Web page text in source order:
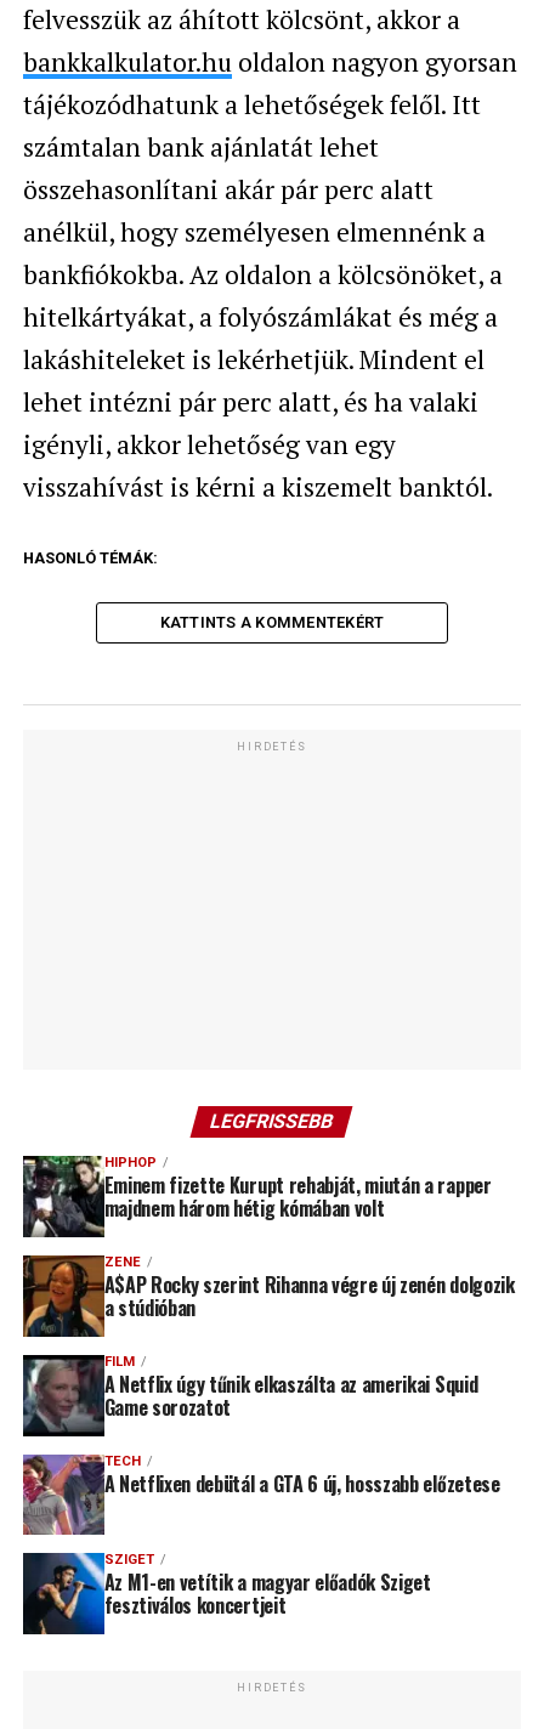
felvesszük az áhított kölcsönt, akkor a
bankkalkulator.huoldalon nagyon gyorsan
tájékozódhatunk a lehetőségek felől. Itt
számtalan bank ajánlatát lehet
összehasonlítani akár pár perc alatt
anélkül, hogy személyesen elmennénk a
bankfiókokba. Az oldalon a kölcsönöket, a
hitelkártyákat, a folyószámlákat és még a
lakáshiteleket is lekérhetjük. Mindent el
lehet intézni pár perc alatt, és ha valaki
igényli, akkor lehetőség van egy
visszahívást is kérni a kiszemelt banktól.
HASONLÓ TÉMÁK:
KATTINTS A KOMMENTEKÉRT
HIRDETÉS
LEGFRISSEBB
HIPHOP
Eminem fizette Kurupt rehabját, miután a rapper
majdnem három hétig kómában volt
ZENE
A$AP Rocky szerint Rihanna végre új zenén dolgozik
a stúdióban
FILM
A Netflix úgy tűnik elkaszálta az amerikai Squid
Game sorozatot
TECH
A Netflixen debütál a GTA 6 új, hosszabb előzetese
SZIGET
Az M1-en vetítik a magyar előadók Sziget
fesztiválos koncertjeit
HIRDETÉS